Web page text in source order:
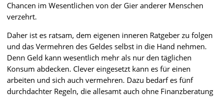
Chancen im Wesentlichen von der Gier anderer Menschen
verzehrt.
Daher ist es ratsam, dem eigenen inneren Ratgeber zu folgen
und das Vermehren des Geldes selbst in die Hand nehmen.
Denn Geld kann wesentlich mehr als nur den täglichen
Konsum abdecken. Clever eingesetzt kann es für einen
arbeiten und sich auch vermehren. Dazu bedarf es fünf
durchdachter Regeln, die allesamt auch ohne Finanzberatung